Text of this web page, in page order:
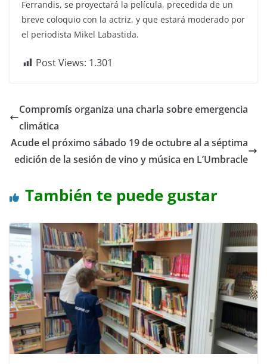
Ferrandis, se proyectará la película, precedida de un
breve coloquio con la actriz, y que estará moderado por
el periodista Mikel Labastida.
Post Views: 1.301
Compromís organiza una charla sobre emergencia
climática
Acude el próximo sábado 19 de octubre al a séptima
edición de la sesión de vino y música en L’Umbracle
También te puede gustar